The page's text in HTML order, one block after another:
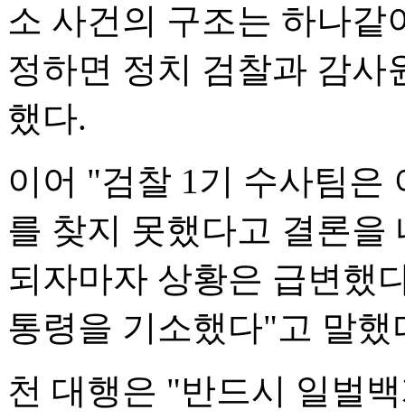
소 사건의 구조는 하나
정하면 정치 검찰과 감
했다.
이어 "검찰 1기 수사팀은
를 찾지 못했다고 결론을
되자마자 상황은 급변했
통령을 기소했다"고 말했
천 대행은 "반드시 일벌